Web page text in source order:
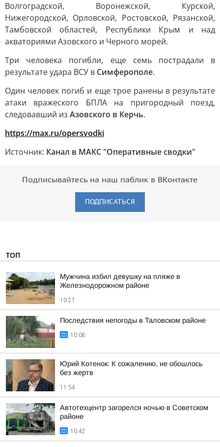
Волгоградской, Воронежской, Курской,
Нижегородской, Орловской, Ростовской, Рязанской,
Тамбовской областей, Республики Крым и над
акваториями Азовского и Черного морей.
Три человека погибли, еще семь пострадали в
результате удара ВСУ в Симферополе.
Один человек погиб и еще трое ранены в результате
атаки вражеского БПЛА на пригородный поезд,
следовавший из Азовского в Керчь.
https://max.ru/opersvodki
Источник: Канал в МАКС "Оперативные сводки"
Подписывайтесь на наш паблик в ВКонтакте
ПОДПИСАТЬСЯ
ТОП
Мужчина избил девушку на пляже в
Железнодорожном районе
10:21
Последствия непогоды в Таловском районе
10:08
Юрий Котенок: К сожалению, не обошлось
без жертв
11:54
Автотехцентр загорелся ночью в Советском
районе
10:42